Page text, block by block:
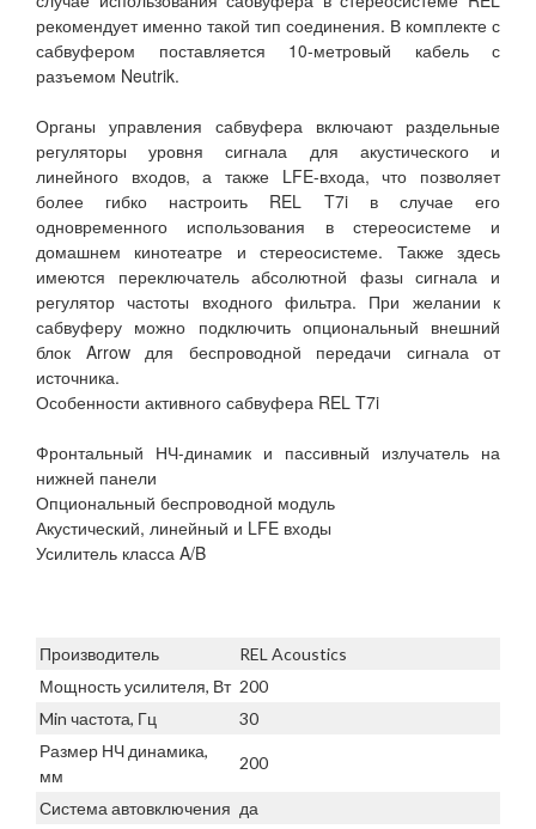
рекомендует именно такой тип соединения. В комплекте с
сабвуфером поставляется 10-метровый кабель с
разъемом Neutrik.
Органы управления сабвуфера включают раздельные
регуляторы уровня сигнала для акустического и
линейного входов, а также LFE-входа, что позволяет
более гибко настроить REL T7i в случае его
одновременного использования в стереосистеме и
домашнем кинотеатре и стереосистеме. Также здесь
имеются переключатель абсолютной фазы сигнала и
регулятор частоты входного фильтра. При желании к
сабвуферу можно подключить опциональный внешний
блок Arrow для беспроводной передачи сигнала от
источника.
Особенности активного сабвуфера REL T7i
Фронтальный НЧ-динамик и пассивный излучатель на
нижней панели
Опциональный беспроводной модуль
Акустический, линейный и LFE входы
Усилитель класса A/B
Производитель
REL Acoustics
Мощность усилителя, Вт 200
Min частота, Гц
30
Размер НЧ динамика,
мм
200
Система автовключения да